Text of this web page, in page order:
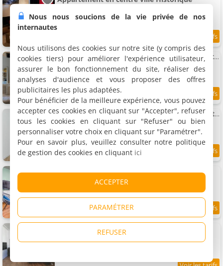
2 personnes, 1 chambre, 1 salle de bains
Appartement Luxe et Charme - Le Carré Saint-Silain - Meublé de tourisme 3 étoiles
Appartement, 62 m²
2 personnes, 1 chambre, 1 salle de bains
3.2 km 9.9/10
La Suite Prestige Taillefer - Appartement Centre Historique 50 M2
Appartement, 50 m²
4 personnes, 1 salle de bains
3.2 km 9.1/10
Appartement Le jardin suspendu
Appartement, 80 m²
6 personnes, 3 chambres, 1 salle de bains
Appartement 117m2 - spacieux et lumineux
Appartement, 117 m²
4 personnes, 2 chambres, 2 salles de bains
Nous nous soucions de la vie privée de nos
internautes
Nous utilisons des cookies sur notre site (y compris des
cookies tiers) pour améliorer l'expérience utilisateur,
assurer le bon fonctionnement du site, réaliser des
analyses d'audience et vous proposer des offres
publicitaires les plus adaptées.
Pour bénéficier de la meilleure expérience, vous pouvez
accepter ces cookies en cliquant sur "Accepter", refuser
tous les cookies en cliquant sur "Refuser" ou bien
personnaliser votre choix en cliquant sur "Paramétrer".
Pour en savoir plus, veuillez consulter notre politique
de gestion des cookies en cliquant ici
ACCEPTER
PARAMÉTRER
REFUSER